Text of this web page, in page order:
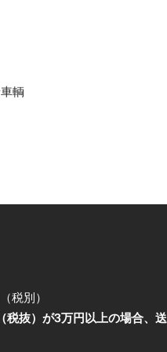
輌
税別）
税抜）が3万円以上の場合、送